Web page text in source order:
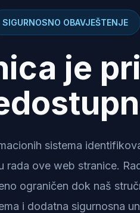
SIGURNOSNO OBAVJEŠTENJE
je
sistema
rada ove web stranice.
ograničen dok naš
i dodatna sigurnosna